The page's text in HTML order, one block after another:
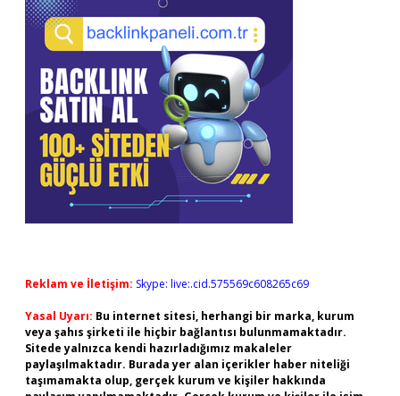
Reklam ve İletişim: Skype: live:.cid.575569c608265c69
Yasal Uyarı: Bu internet sitesi, herhangi bir marka, kurum
veya şahıs şirketi ile hiçbir bağlantısı bulunmamaktadır.
Sitede yalnızca kendi hazırladığımız makaleler
paylaşılmaktadır. Burada yer alan içerikler haber niteliği
taşımamakta olup, gerçek kurum ve kişiler hakkında